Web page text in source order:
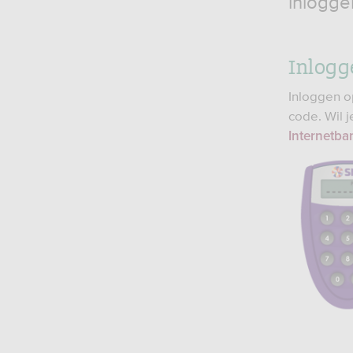
Inloggen
code. Wil